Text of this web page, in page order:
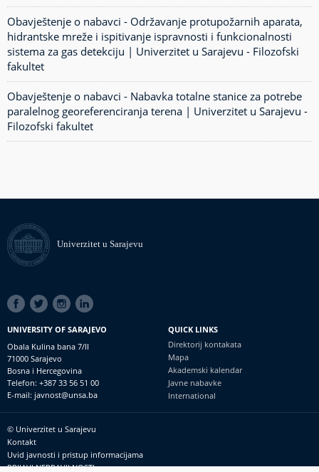
Obavještenje o nabavci - Održavanje protupožarnih aparata,
hidrantske mreže i ispitivanje ispravnosti i funkcionalnosti
sistema za gas detekciju | Univerzitet u Sarajevu - Filozofski
fakultet
Obavještenje o nabavci - Nabavka totalne stanice za potrebe
paralelnog georeferenciranja terena | Univerzitet u Sarajevu -
Filozofski fakultet
Univerzitet u Sarajevu
SOCIAL
LINKS
UNIVERSITY OF SARAJEVO
Obala Kulina bana 7/II
71000 Sarajevo
Bosna i Hercegovina
Telefon: +387 33 56 51 00
E-mail: javnost@unsa.ba
QUICK LINKS
Direktorij kontakata
Mapa
Akademski kalendar
Javne nabavke
International
Footer
meni
© Univerzitet u Sarajevu
Kontakt
Uvid javnosti i pristup informacijama
PRIJAVI NEPRAVILNOSTI